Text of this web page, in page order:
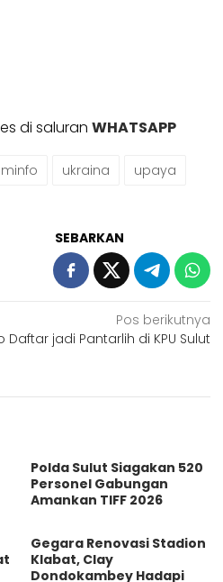
di saluranWHATSAPP
ukraina
upaya
SEBARKAN
Pos berikutnya
Daftar jadi Pantarlih di KPU Sulut
Polda Sulut Siagakan 520
Personel Gabungan
Amankan TIFF 2026
Gegara Renovasi Stadion
Klabat, Clay
Dondokambey Hadapi